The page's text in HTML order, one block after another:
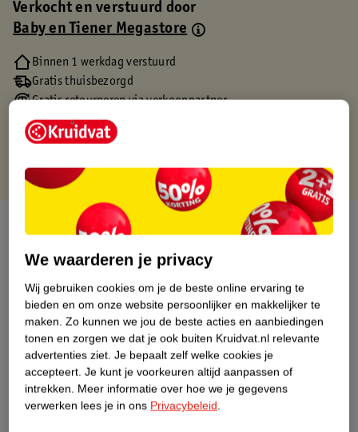
Verkocht en verstuurd door
Baby en Tiener Megastore
Binnen 1 werkdag verstuurd
Gratis thuisbezorgd
Gratis retourneren via verkooppartner.
Gratis punten met je Kruidvat kaart
Over dit product
Productinformatie
Nature Impact Score
Dit product heeft (nog) geen Nature
Impact Score.
Meer informatie
We waarderen je privacy
Wij gebruiken cookies om je de beste online ervaring te
bieden en om onze website persoonlijker en makkelijker te
maken. Zo kunnen we jou de beste acties en aanbiedingen
tonen en zorgen we dat je ook buiten Kruidvat.nl relevante
advertenties ziet. Je bepaalt zelf welke cookies je
accepteert. Je kunt je voorkeuren altijd aanpassen of
intrekken. Meer informatie over hoe we je gegevens
verwerken lees je in ons Privacybeleid.